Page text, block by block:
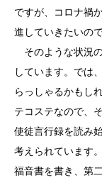
ですが、コロナ禍
進していきたいので
そのような状況
しています。では
らっしゃるかもし
テコステなので、
使徒言行録を読み
考えられています
福音書を書き、第